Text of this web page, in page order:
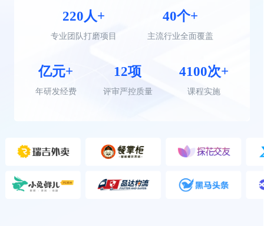
220人+
专业团队打磨项目
40个+
主流行业全面覆盖
亿元+
年研发经费
12项
评审严控质量
4100次+
课程实施